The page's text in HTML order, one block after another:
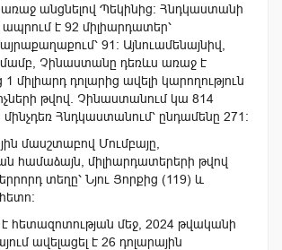
անցնելով Պեկինից։ Հնդկաստանի
ապրում է 92 միլիարդատեր՝
91: Այնուամենայնիվ,
Չինաստանը դեռևս առաջ է
միլիարդ դոլարից ավելի կարողություն
թվով. Չինաստանում կա 814
Հնդկաստանում՝ ընդամենը 271։
մասշտաբով Մումբայը,
համաձայն, միլիարդատերերի թվով
տեղը՝ Նյու Յորքից (119) և
հետազոտության մեջ, 2024 թվականի
ավելացել է 26 դոլարային